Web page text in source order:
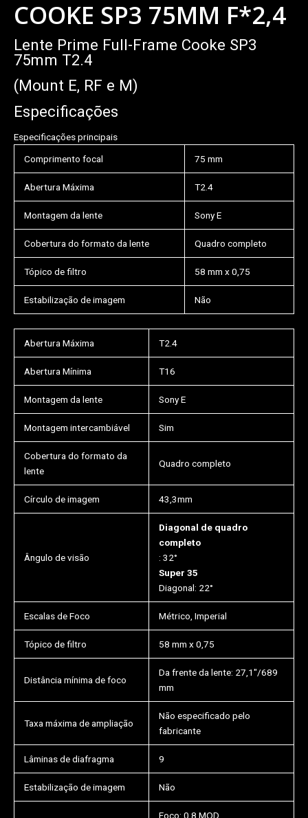
COOKE SP3 75MM F*2,4
Lente Prime Full-Frame Cooke SP3
75mm T2.4
(Mount E, RF e M)
Especificações
Especificações principais
Comprimento focal
75 mm
Abertura Máxima T2.4
Montagem da lente Sony E
Cobertura do formato da lente Quadro completo
Tópico de filtro 58 mm x 0,75
Estabilização de imagem Não
Abertura Máxima T2.4
Abertura Mínima T16
Montagem da lente Sony E
Montagem intercambiável Sim
Cobertura do formato da
lente
Quadro completo
Círculo de imagem 43,3mm
Ângulo de visão
Diagonal de quadro
completo
: 32°
Super 35
Diagonal: 22°
Escalas de Foco Métrico, Imperial
Tópico de filtro 58 mm x 0,75
Distância mínima de foco
Da frente da lente: 27,1″/689
mm
Taxa máxima de ampliação
Não especificado pelo
fabricante
Lâminas de diafragma 9
Estabilização de imagem Não
Foco: 0,8 MOD